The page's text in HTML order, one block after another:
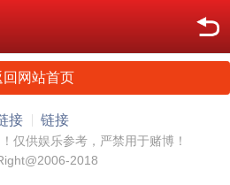
回网站首页
接 链接
仅供娱乐参考，严禁用于赌博！
2018